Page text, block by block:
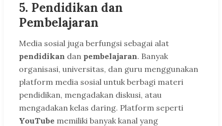
5. Pendidikan dan
Pembelajaran
Media sosial juga berfungsi sebagai alat
pendidikan dan pembelajaran. Banyak
organisasi, universitas, dan guru menggunakan
platform media sosial untuk berbagi materi
pendidikan, mengadakan diskusi, atau
mengadakan kelas daring. Platform seperti
YouTube memiliki banyak kanal yang